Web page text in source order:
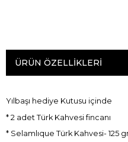
ÜRÜN ÖZELLIKLERI
Yılbaşı hediye Kutusu içinde
* 2 adet Türk Kahvesi fincanı
* Selamlıque Türk Kahvesi- 125